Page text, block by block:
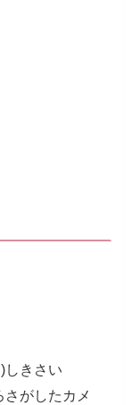
しきさい
がしたカメ